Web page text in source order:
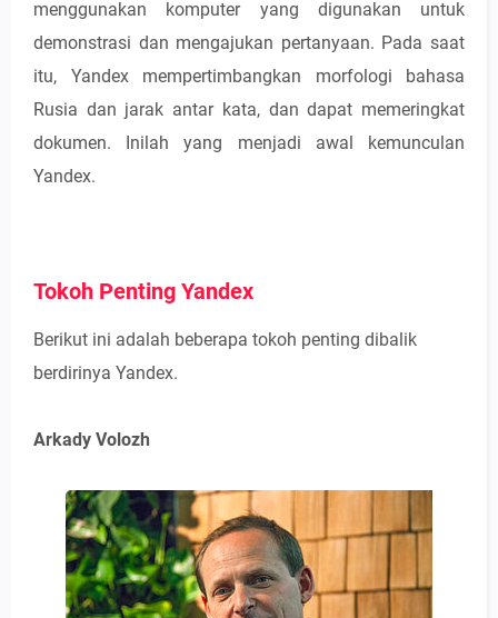
menggunakan komputer yang digunakan untuk
demonstrasi dan mengajukan pertanyaan. Pada saat
itu, Yandex mempertimbangkan morfologi bahasa
Rusia dan jarak antar kata, dan dapat memeringkat
dokumen. Inilah yang menjadi awal kemunculan
Yandex.
Tokoh Penting Yandex
Berikut ini adalah beberapa tokoh penting dibalik
berdirinya Yandex.
Arkady Volozh